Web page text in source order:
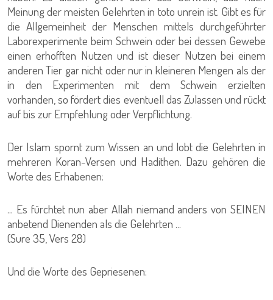
Meinung der meisten Gelehrten in toto unrein ist. Gibt es für
die Allgemeinheit der Menschen mittels durchgeführter
Laborexperimente beim Schwein oder bei dessen Gewebe
einen erhofften Nutzen und ist dieser Nutzen bei einem
anderen Tier gar nicht oder nur in kleineren Mengen als der
in den Experimenten mit dem Schwein erzielten
vorhanden, so fördert dies eventuell das Zulassen und rückt
auf bis zur Empfehlung oder Verpflichtung.
Der Islam spornt zum Wissen an und lobt die Gelehrten in
mehreren Koran-Versen und Hadithen. Dazu gehören die
Worte des Erhabenen:
... Es fürchtet nun aber Allah niemand anders von SEINEN
anbetend Dienenden als die Gelehrten ...
(Sure 35, Vers 28)
Und die Worte des Gepriesenen: